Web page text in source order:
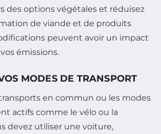
des options végétales et réduisez
de viande et de produits
peuvent avoir un impact
émissions.
MODES DE TRANSPORT
en commun ou les modes
actifs comme le vélo ou la
devez utiliser une voiture,